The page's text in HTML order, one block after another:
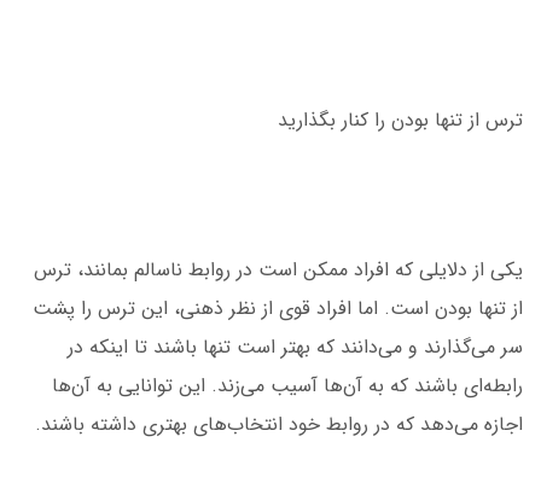
ترس از تنها بودن را کنار بگذارید
یکی از دلایلی که افراد ممکن است در روابط ناسالم بمانند، ترس
از تنها بودن است. اما افراد قوی از نظر ذهنی، این ترس را پشت
سر می‌گذارند و می‌دانند که بهتر است تنها باشند تا اینکه در
رابطه‌ای باشند که به آن‌ها آسیب می‌زند. این توانایی به آن‌ها
اجازه می‌دهد که در روابط خود انتخاب‌های بهتری داشته باشند.